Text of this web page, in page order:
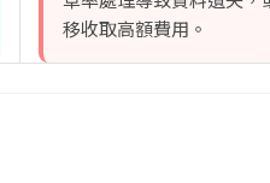
移收取高額費用。